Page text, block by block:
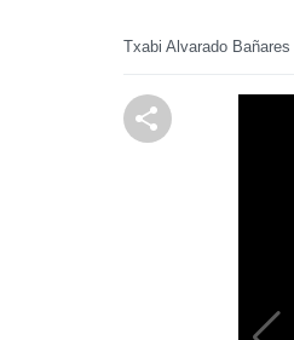
Txabi Alvarado Bañares